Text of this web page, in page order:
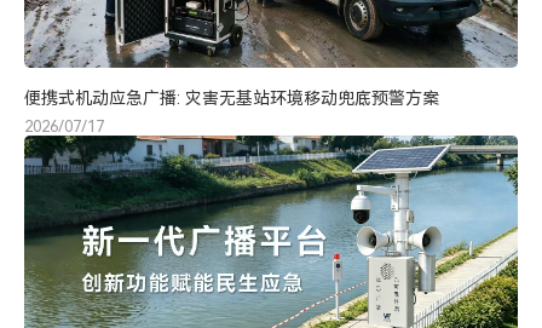
便携式机动应急广播: 灾害无基站环境移动兜底预警方案
2026/07/17